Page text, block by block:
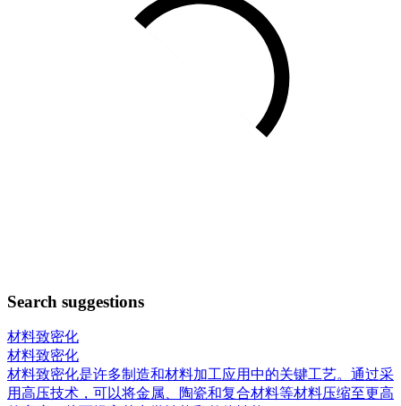
Search suggestions
材料致密化
材料致密化
材料致密化是许多制造和材料加工应用中的关键工艺。通过采
用高压技术，可以将金属、陶瓷和复合材料等材料压缩至更高